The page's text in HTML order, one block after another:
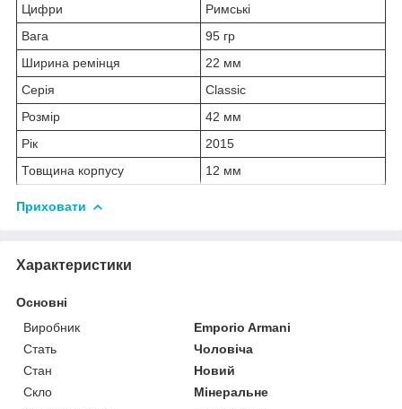
Цифри
Римські
Вага
95 гр
Ширина ремінця
22 мм
Серія
Classic
Розмір
42 мм
Рік
2015
Товщина корпусу
12 мм
Приховати
Характеристики
Основні
Виробник
Emporio Armani
Стать
Чоловіча
Стан
Новий
Скло
Мінеральне